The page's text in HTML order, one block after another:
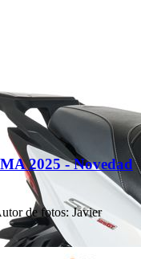
2025 - Novedad
de fotos: Javier